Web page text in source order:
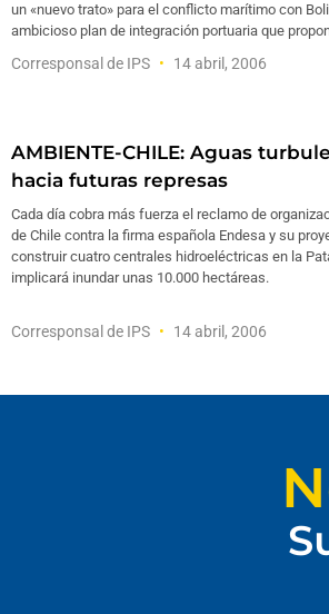
un «nuevo trato» para el conflicto marítimo con
ambicioso plan de integración portuaria que
Corresponsal de IPS 14 abril, 2006
AMBIENTE-CHILE: Aguas
hacia futuras represas
Cada día cobra más fuerza el reclamo de
de Chile contra la firma española Endesa y su
construir cuatro centrales hidroeléctricas en la
implicará inundar unas 10.000 hectáreas.
Corresponsal de IPS 14 abril, 2006